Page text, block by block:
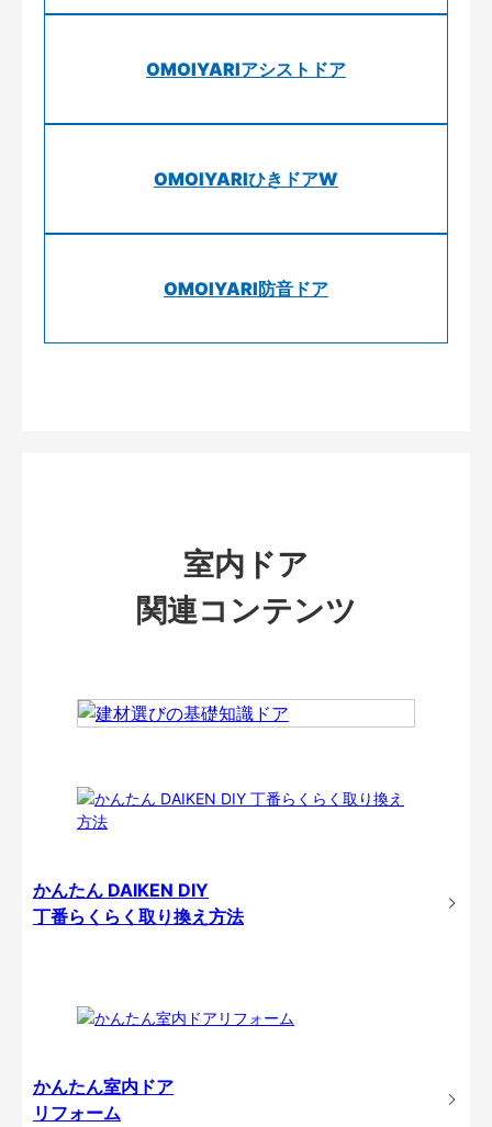
OMOIYARIアシストドア
OMOIYARIひきドアW
OMOIYARI防音ドア
室内ドア
関連コンテンツ
かんたん DAIKEN DIY
丁番らくらく取り換え方法
かんたん室内ドア
リフォーム